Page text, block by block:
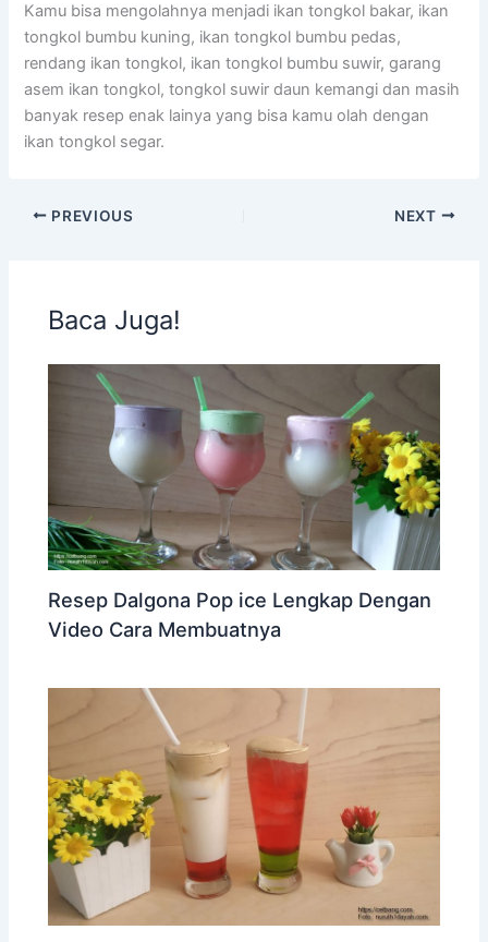
Kamu bisa mengolahnya menjadi ikan tongkol bakar, ikan
tongkol bumbu kuning, ikan tongkol bumbu pedas,
rendang ikan tongkol, ikan tongkol bumbu suwir, garang
asem ikan tongkol, tongkol suwir daun kemangi dan masih
banyak resep enak lainya yang bisa kamu olah dengan
ikan tongkol segar.
PREVIOUS NEXT
Baca Juga!
Resep Dalgona Pop ice Lengkap Dengan
Video Cara Membuatnya